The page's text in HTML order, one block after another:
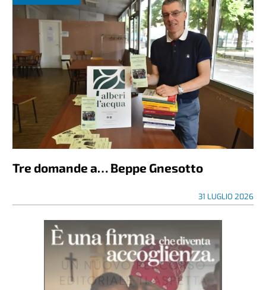
Tre domande a… Beppe Gnesotto
31 LUGLIO 2026